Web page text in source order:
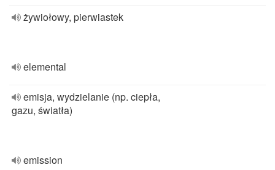
żywiołowy, pierwiastek
elemental
emisja, wydzielanie (np. ciepła,
gazu, światła)
emission